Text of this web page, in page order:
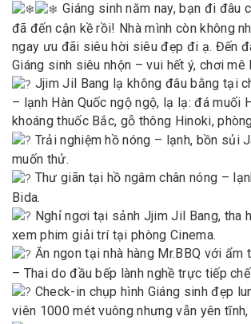
Giáng sinh năm nay, bạn đi đâu
đã đến cận kề rồi! Nhà mình còn không
ngay ưu đãi siêu hời siêu đẹp đi ạ. Đến
Giáng sinh siêu nhộn – vui hết ý, chơi mê
Jjim Jil Bang lạ không đâu bằng tại
– lạnh Hàn Quốc ngộ ngộ, lạ lạ: đá muối
khoáng thuốc Bắc, gỗ thông Hinoki,
Trải nghiệm hồ nóng – lạnh, bồn sủi
muốn thử.
Thư giãn tại hồ ngâm chân nóng –
Bida.
Nghỉ ngơi tại sảnh Jjim Jil Bang, tha
xem phim giải trí tại phòng Cinema.
Ăn ngon tại nhà hàng Mr.BBQ với ẩm
– Thai do đầu bếp lành nghề trực tiếp
Check-in chụp hình Giáng sinh đẹp
viên 1000 mét vuông nhưng vẫn yên tĩnh,